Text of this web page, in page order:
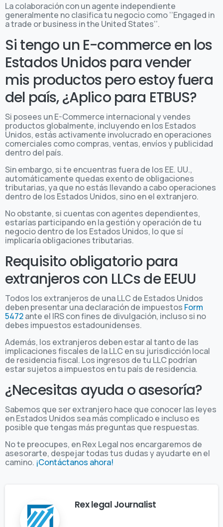
La colaboración con un agente independiente
generalmente no clasifica tu negocio como ‘’Engaged in
a trade or business in the United States’’.
Si tengo un E-commerce en los
Estados Unidos para vender
mis productos pero estoy fuera
del país, ¿Aplico para ETBUS?
Si posees un E-Commerce internacional y vendes
productos globalmente, incluyendo en los Estados
Unidos, estás activamente involucrado en operaciones
comerciales como compras, ventas, envíos y publicidad
dentro del país.
Sin embargo, si te encuentras fuera de los EE. UU.,
automáticamente quedas exento de obligaciones
tributarias, ya que no estás llevando a cabo operaciones
dentro de los Estados Unidos, sino en el extranjero.
No obstante, si cuentas con agentes dependientes,
estarías participando en la gestión y operación de tu
negocio dentro de los Estados Unidos, lo que sí
implicaría obligaciones tributarias.
Requisito obligatorio para
extranjeros con LLCs de EEUU
Todos los extranjeros de una LLC de Estados Unidos
deben presentar una declaración de impuestos Form
5472ante el IRS con fines de divulgación, incluso si no
debes impuestos estadounidenses.
Además, los extranjeros deben estar al tanto de las
implicaciones fiscales de la LLC en su jurisdicción local
de residencia fiscal. Los ingresos de tu LLC podrían
estar sujetos a impuestos en tu país de residencia.
¿Necesitas ayuda o asesoría?
Sabemos que ser extranjero hace que conocer las leyes
en Estados Unidos sea más complicado e incluso es
posible que tengas más preguntas que respuestas.
No te preocupes, en Rex Legal nos encargaremos de
asesorarte, despejar todas tus dudas y ayudarte en el
camino. ¡Contáctanos ahora!
Rex legal Journalist